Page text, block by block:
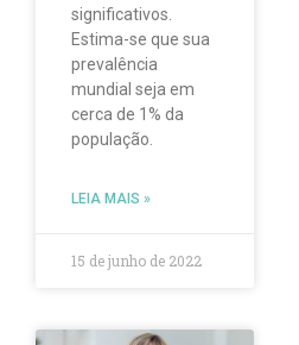
significativos.
Estima-se que sua
prevalência
mundial seja em
cerca de 1% da
população.
LEIA MAIS »
15 de junho de 2022